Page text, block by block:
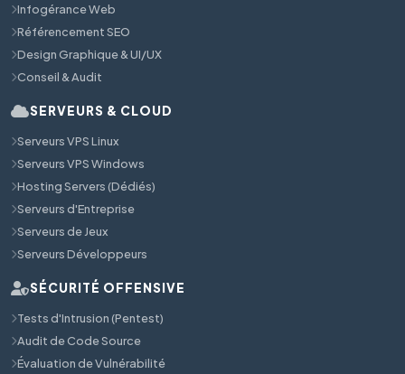
Infogérance Web
Référencement SEO
Design Graphique & UI/UX
Conseil & Audit
SERVEURS & CLOUD
Serveurs VPS Linux
Serveurs VPS Windows
Hosting Servers (Dédiés)
Serveurs d'Entreprise
Serveurs de Jeux
Serveurs Développeurs
SÉCURITÉ OFFENSIVE
Tests d'Intrusion (Pentest)
Audit de Code Source
Évaluation de Vulnérabilité